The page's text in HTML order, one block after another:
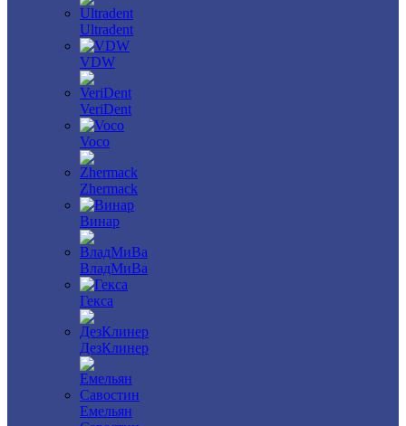
Ultradent
VDW
VeriDent
Voco
Zhermack
Винар
ВладМиВа
Гекса
ДезКлинер
Емельян